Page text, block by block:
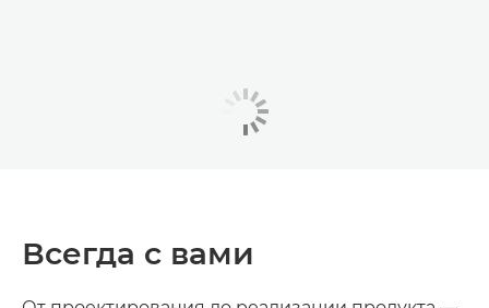
Всегда с вами